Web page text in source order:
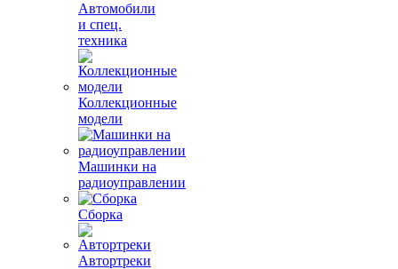
Автомобили
и спец.
техника
Коллекционные
модели
Машинки на
радиоуправлении
Сборка
Автортреки